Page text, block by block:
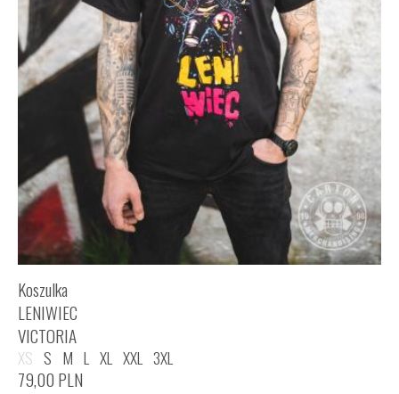
Koszulka
LENIWIEC
VICTORIA
XS S M L XL XXL 3XL
79,00 PLN